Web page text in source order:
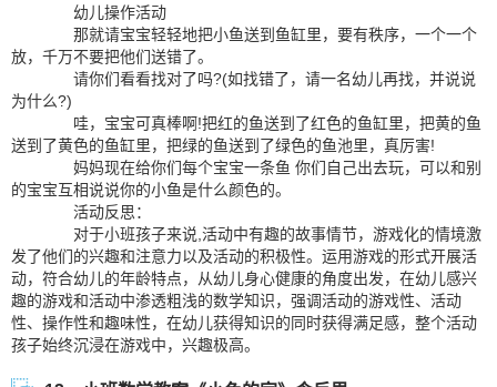
幼儿操作活动
那就请宝宝轻轻地把小鱼送到鱼缸里，要有秩序，一个一个
放，千万不要把他们送错了。
请你们看看找对了吗?(如找错了，请一名幼儿再找，并说说
为什么?)
哇，宝宝可真棒啊!把红的鱼送到了红色的鱼缸里，把黄的鱼
送到了黄色的鱼缸里，把绿的鱼送到了绿色的鱼池里，真厉害!
妈妈现在给你们每个宝宝一条鱼 你们自己出去玩，可以和别
的宝宝互相说说你的小鱼是什么颜色的。
活动反思：
对于小班孩子来说,活动中有趣的故事情节，游戏化的情境激
发了他们的兴趣和注意力以及活动的积极性。运用游戏的形式开展活
动，符合幼儿的年龄特点，从幼儿身心健康的角度出发，在幼儿感兴
趣的游戏和活动中渗透粗浅的数学知识，强调活动的游戏性、活动
性、操作性和趣味性，在幼儿获得知识的同时获得满足感，整个活动
孩子始终沉浸在游戏中，兴趣极高。